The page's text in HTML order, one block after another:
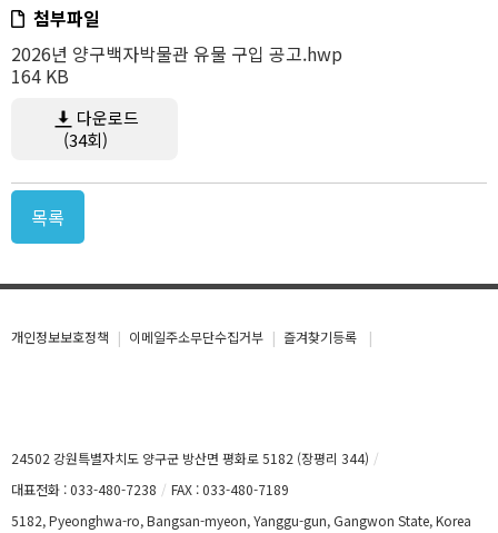
첨부파일
2026년 양구백자박물관 유물 구입 공고.hwp
164 KB
다운로드
(34회)
목록
개인정보보호정책 이메일주소무단수집거부 즐겨찾기등록
24502 강원특별자치도 양구군 방산면 평화로 5182 (장평리 344)
대표전화 : 033-480-7238
FAX : 033-480-7189
5182, Pyeonghwa-ro, Bangsan-myeon, Yanggu-gun, Gangwon State, Korea